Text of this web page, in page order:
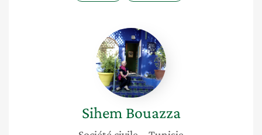
Sihem
Bouazza
Sihem Bouazza